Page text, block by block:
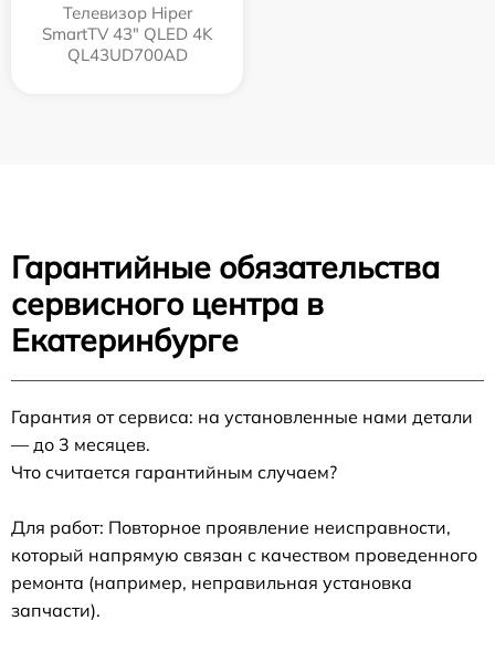
Телевизор Hiper
SmartTV 43" QLED 4K
QL43UD700AD
Гарантийные обязательства
сервисного центра в
Екатеринбурге
Гарантия от сервиса: на установленные нами детали
— до 3 месяцев.
Что считается гарантийным случаем?
Для работ: Повторное проявление неисправности,
который напрямую связан с качеством проведенного
ремонта (например, неправильная установка
запчасти).